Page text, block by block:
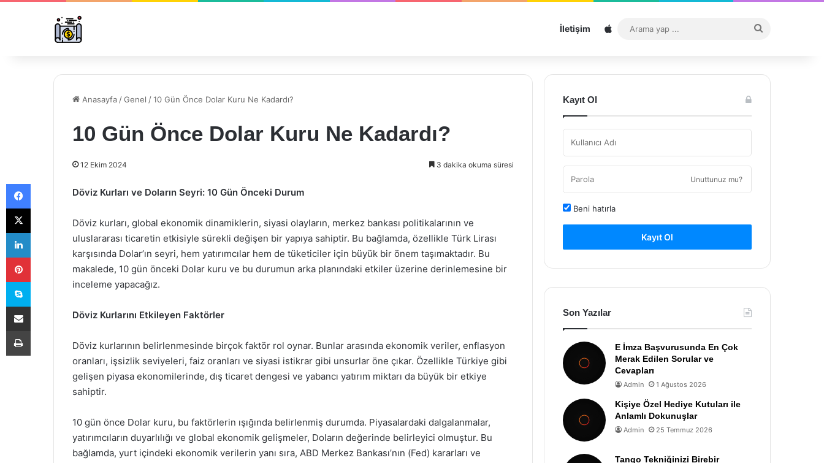
İletişim Sitemap
...
Anasayfa /Genel /10 Gün Önce Dolar Kuru Ne Kadardı?
10 Gün Önce Dolar Kuru Ne Kadardı?
12 Ekim 2024 3 dakika okuma süresi
Döviz Kurları ve Doların Seyri: 10 Gün Önceki Durum
Döviz kurları, global ekonomik dinamiklerin, siyasi olayların, merkez bankası politikalarının ve
uluslararası ticaretin etkisiyle sürekli değişen bir yapıya sahiptir. Bu bağlamda, özellikle Türk Lirası
karşısında Dolar’ın seyri, hem yatırımcılar hem de tüketiciler için büyük bir önem taşımaktadır. Bu
makalede, 10 gün önceki Dolar kuru ve bu durumun arka planındaki etkiler üzerine derinlemesine bir
inceleme yapacağız.
Döviz Kurlarını Etkileyen Faktörler
Döviz kurlarının belirlenmesinde birçok faktör rol oynar. Bunlar arasında ekonomik veriler, enflasyon
oranları, işsizlik seviyeleri, faiz oranları ve siyasi istikrar gibi unsurlar öne çıkar. Özellikle Türkiye gibi
gelişen piyasa ekonomilerinde, dış ticaret dengesi ve yabancı yatırım miktarı da büyük bir etkiye
sahiptir.
10 gün önce Dolar kuru, bu faktörlerin ışığında belirlenmiş durumda. Piyasalardaki dalgalanmalar,
yatırımcıların duyarlılığı ve global ekonomik gelişmeler, Doların değerinde belirleyici olmuştur. Bu
bağlamda, yurt içindeki ekonomik verilerin yanı sıra, ABD Merkez Bankası’nın (Fed) kararları ve
Kayıt Ol
Unuttunuz mu?
Beni hatırla
Kayıt Ol
Son Yazılar
E İmza Başvurusunda En Çok
Merak Edilen Sorular ve
Cevapları
Admin 1 Ağustos 2026
Kişiye Özel Hediye Kutuları ile
Anlamlı Dokunuşlar
Admin 25 Temmuz 2026
Tango Tekniğinizi Birebir
Facebook
X
LinkedIn
Pinterest
Skype
E-Posta ile paylaş